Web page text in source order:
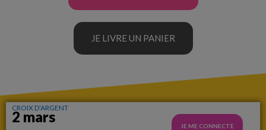
JE LIVRE UN PANIER
CROIX D’ARGENT
2 mars
JE ME CONNECTE